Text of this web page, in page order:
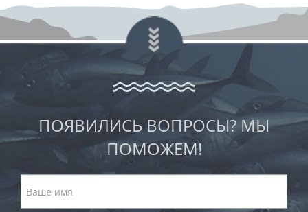
ПОЯВИЛИСЬ ВОПРОСЫ? МЫ
ПОМОЖЕМ!